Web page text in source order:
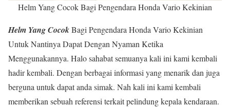
Helm Yang Cocok Bagi Pengendara Honda Vario Kekinian
Helm Yang CocokBagi Pengendara Honda Vario Kekinian
Untuk Nantinya Dapat Dengan Nyaman Ketika
Menggunakannya. Halo sahabat semuanya kali ini kami kembali
hadir kembali. Dengan berbagai informasi yang menarik dan juga
berguna untuk dapat anda simak. Nah kali ini kami kembali
memberikan sebuah referensi terkait pelindung kepala kendaraan.